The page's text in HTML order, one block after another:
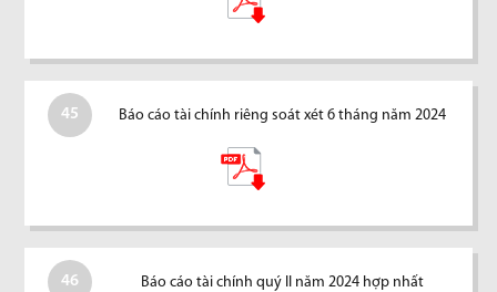
45 Báo cáo tài chính riêng soát xét 6 tháng năm 2024
46 Báo cáo tài chính quý II năm 2024 hợp nhất